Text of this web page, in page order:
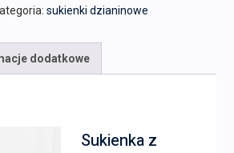
sukienki dzianinowe
dodatkowe
Sukienka z